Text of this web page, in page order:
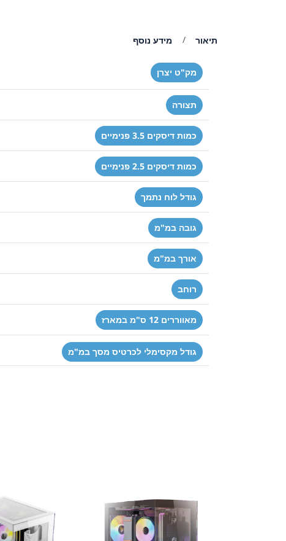
תיאור מידע נוסף
מק"ט יצרן
תצורה
כמות דיסקים 3.5 פנימיים
כמות דיסקים 2.5 פנימיים
גודל לוח נתמך
גובה במ"מ
אורך במ"מ
רוחב
מאווררים 12 ס"מ במארז
גודל מקסימלי לכרטיס מסך במ"מ